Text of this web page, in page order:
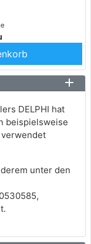
DELPHI hat
beispielsweise
verwendet
unter den